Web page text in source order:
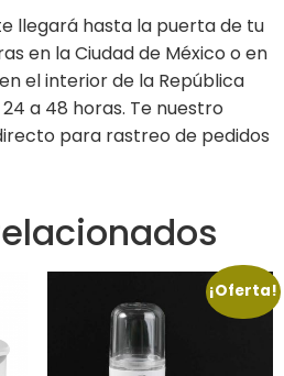
llegará hasta la puerta de tu
en la Ciudad de México o en
el interior de la República
a 48 horas. Te nuestro
para rastreo de pedidos
¡Oferta!